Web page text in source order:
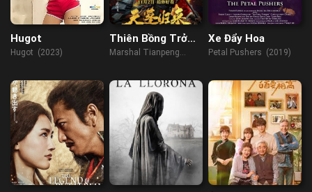
Hugot
Hugot (2023)
Thiên Bồng Trở
Lại
Marshal Tianpeng
Xe Đẩy Hoa
Petal Pushers (2019)